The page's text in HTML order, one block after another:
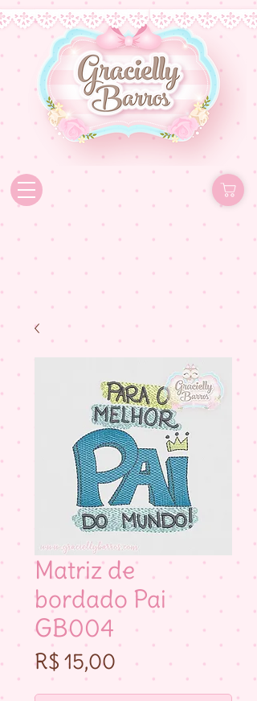
Matriz de
bordado Pai
GB004
R$ 15,00 Preço